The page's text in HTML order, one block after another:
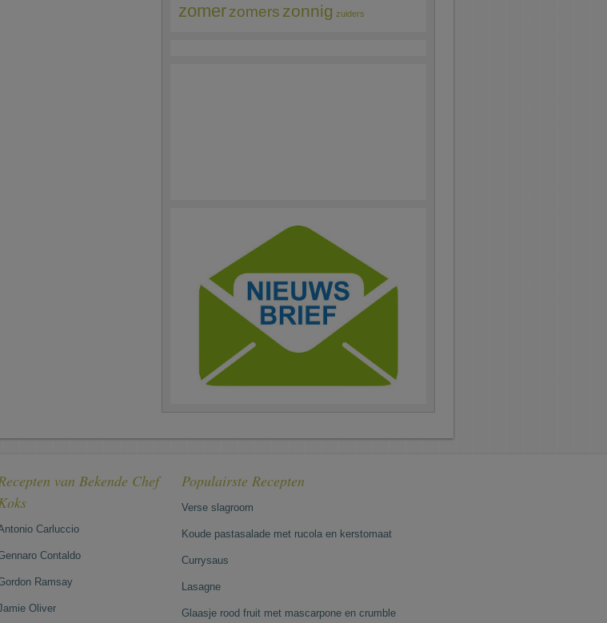
zomerzomers zonnig zuiders
van Bekende Chef
Carluccio
Contaldo
Ramsay
Oliver
Populairste Recepten
Verse slagroom
Koude pastasalade met rucola en kerstomaat
Currysaus
Lasagne
Glaasje rood fruit met mascarpone en crumble